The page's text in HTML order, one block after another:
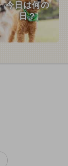
今日は何の
日？